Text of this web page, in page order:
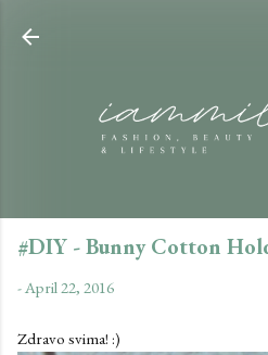
#DIY - Bunny Cotton
-April 22, 2016
Zdravo svima! :)